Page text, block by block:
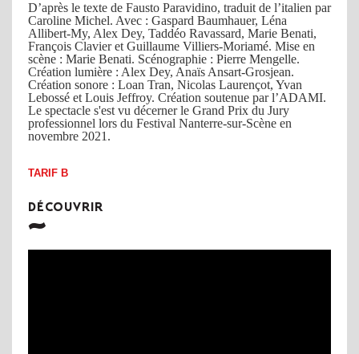
D’après le texte de Fausto Paravidino, traduit de l’italien par
Caroline Michel. Avec : Gaspard Baumhauer, Léna
Allibert-My, Alex Dey, Taddéo Ravassard, Marie Benati,
François Clavier et Guillaume Villiers-Moriamé. Mise en
scène : Marie Benati. Scénographie : Pierre Mengelle.
Création lumière : Alex Dey, Anaïs Ansart-Grosjean.
Création sonore : Loan Tran, Nicolas Laurençot, Yvan
Lebossé et Louis Jeffroy. Création soutenue par l’ADAMI.
Le spectacle s'est vu décerner le Grand Prix du Jury
professionnel lors du Festival Nanterre-sur-Scène en
novembre 2021.
TARIF B
DÉCOUVRIR